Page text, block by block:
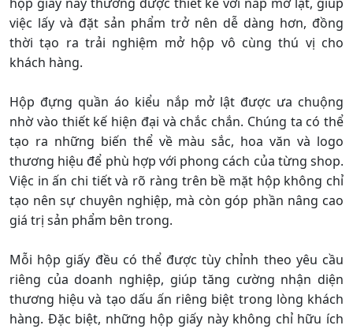
hộp giấy này thường được thiết kế với nắp mở lật, giúp
việc lấy và đặt sản phẩm trở nên dễ dàng hơn, đồng
thời tạo ra trải nghiệm mở hộp vô cùng thú vị cho
khách hàng.
Hộp đựng quần áo kiểu nắp mở lật được ưa chuộng
nhờ vào thiết kế hiện đại và chắc chắn. Chúng ta có thể
tạo ra những biến thể về màu sắc, hoa văn và logo
thương hiệu để phù hợp với phong cách của từng shop.
Việc in ấn chi tiết và rõ ràng trên bề mặt hộp không chỉ
tạo nên sự chuyên nghiệp, mà còn góp phần nâng cao
giá trị sản phẩm bên trong.
Mỗi hộp giấy đều có thể được tùy chỉnh theo yêu cầu
riêng của doanh nghiệp, giúp tăng cường nhận diện
thương hiệu và tạo dấu ấn riêng biệt trong lòng khách
hàng. Đặc biệt, những hộp giấy này không chỉ hữu ích